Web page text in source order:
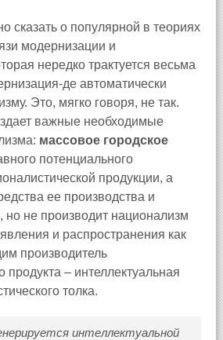
сказать о популярной в теориях
модернизации и
нередко трактуется весьма
де автоматически
Это, мягко говоря, не так.
важные необходимые
массовое городское
потенциального
продукции, а
ее производства и
но не производит национализм
и распространения как
производитель
продукта – интеллектуальная
толка.
интеллектуальной